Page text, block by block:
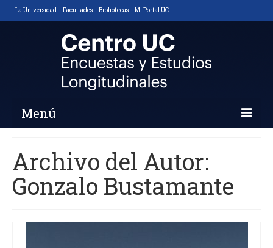
La Universidad Facultades Bibliotecas Mi Portal UC
Menú
Nosotros
Descripción y Objetivos
Áreas de Trabajo
Archivo del Autor:
Gonzalo Bustamante